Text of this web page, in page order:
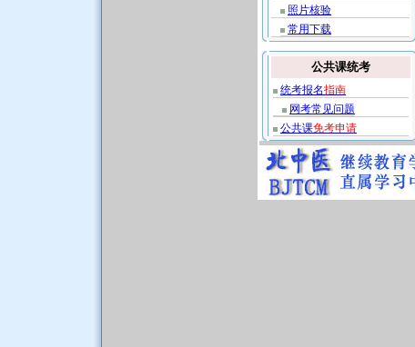
照片核验
常用下载
公共课统考
统考报名指南
网考常见问题
公共课免考申请